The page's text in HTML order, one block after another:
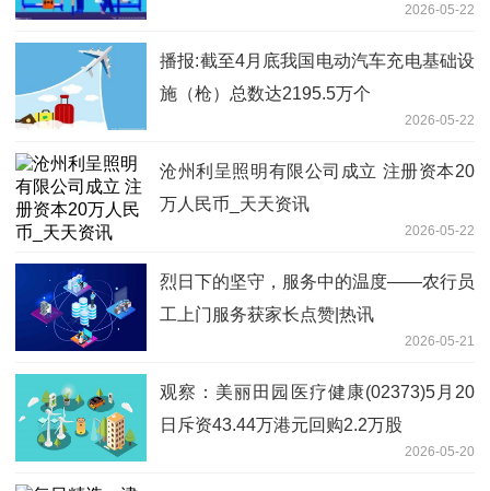
2026-05-22
播报:截至4月底我国电动汽车充电基础设
施（枪）总数达2195.5万个
2026-05-22
沧州利呈照明有限公司成立 注册资本20
万人民币_天天资讯
2026-05-22
烈日下的坚守，服务中的温度——农行员
工上门服务获家长点赞|热讯
2026-05-21
观察：美丽田园医疗健康(02373)5月20
日斥资43.44万港元回购2.2万股
2026-05-20